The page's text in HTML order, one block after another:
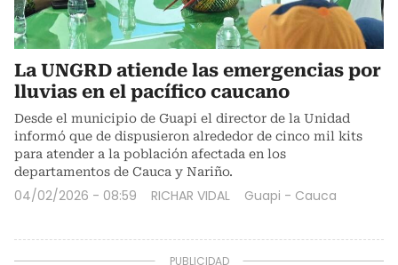
La UNGRD atiende las emergencias por
lluvias en el pacífico caucano
Desde el municipio de Guapi el director de la Unidad
informó que de dispusieron alrededor de cinco mil kits
para atender a la población afectada en los
departamentos de Cauca y Nariño.
04/02/2026 - 08:59 RICHAR VIDAL Guapi - Cauca